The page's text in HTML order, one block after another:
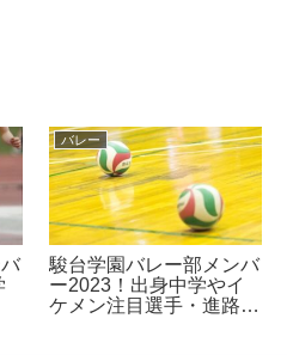
バレー
駿台学園バレー部メンバ
ー2023！出身中学やイ
ケメン注目選手・進路